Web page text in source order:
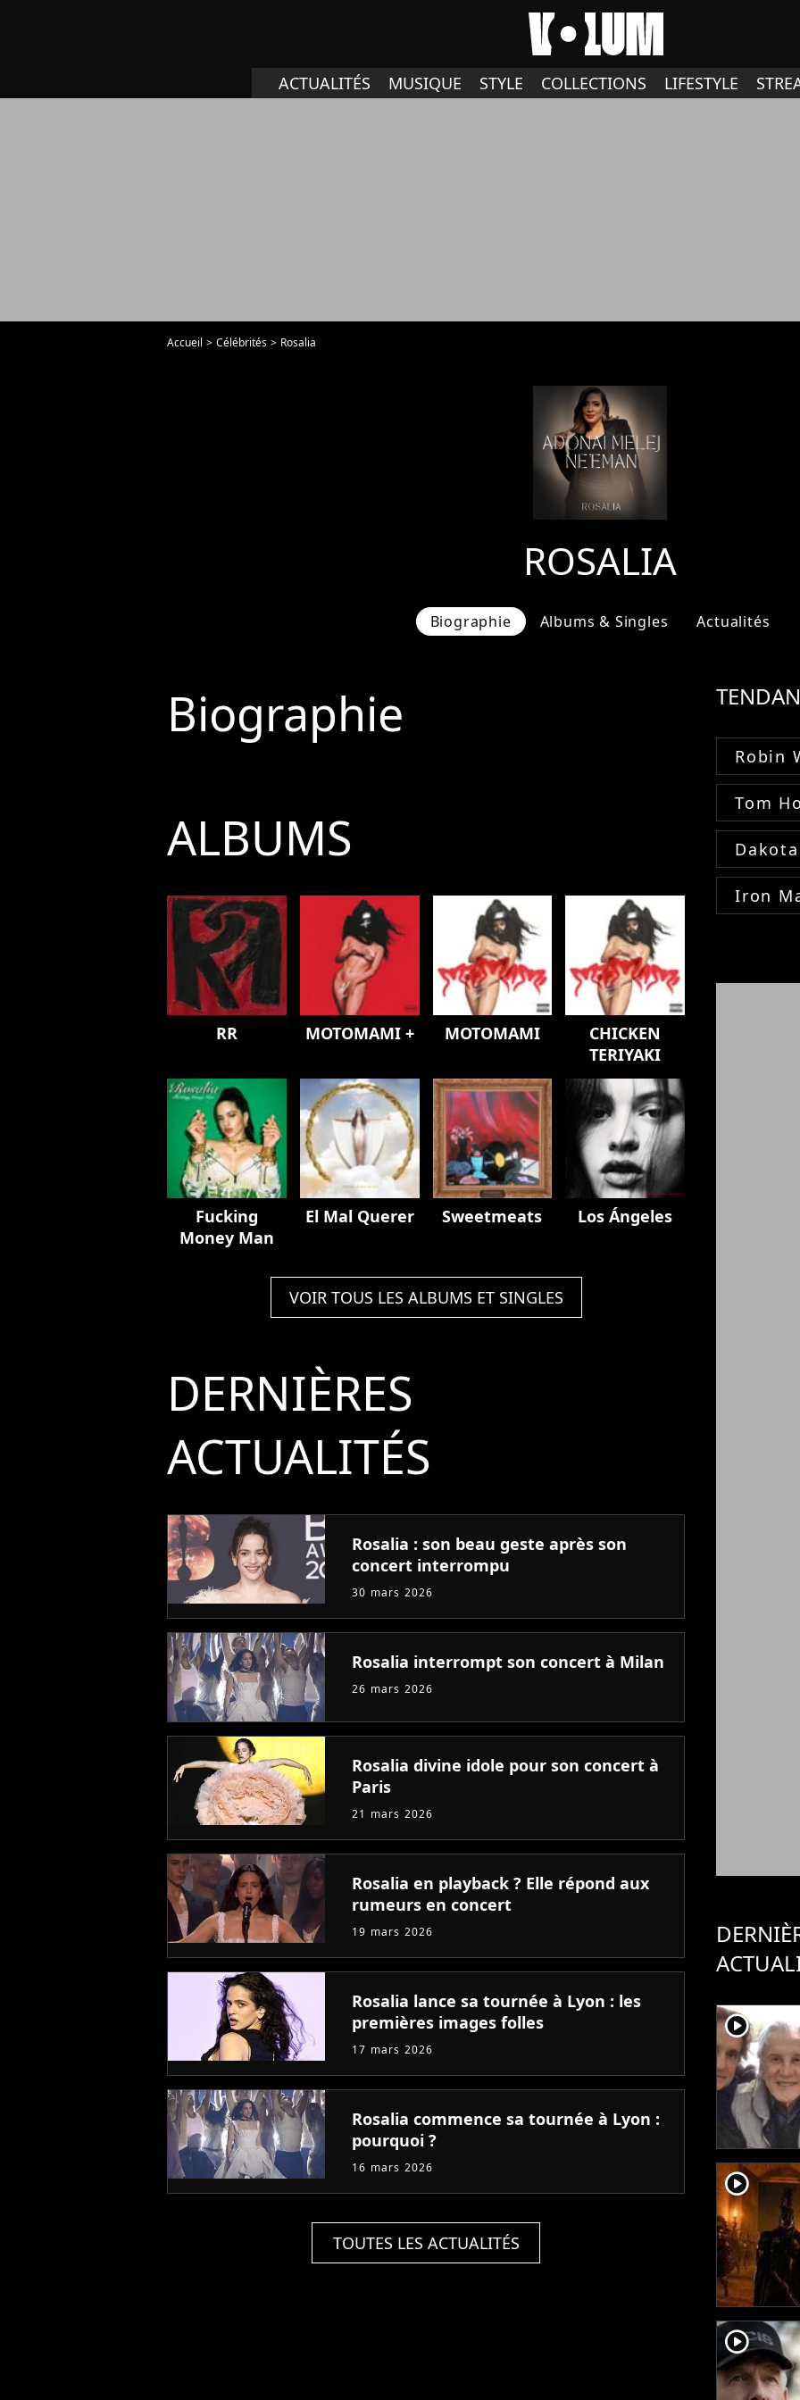
ACTUALITÉS MUSIQUE STYLE COLLECTIONS LIFESTYLE
Accueil Célébrités Rosalia
ROSALIA
Biographie Albums & Singles Actualités
Biographie
ALBUMS
RR MOTOMAMI + MOTOMAMI
CHICKEN
TERIYAKI
Fucking
Money Man
El Mal Querer Sweetmeats Los Ángeles
VOIR TOUS LES ALBUMS ET SINGLES
DERNIÈRES
ACTUALITÉS
Rosalia : son beau geste après son
concert interrompu
30 mars 2026
Rosalia interrompt son concert à Milan
26 mars 2026
Rosalia divine idole pour son concert à
Paris
21 mars 2026
Rosalia en playback ? Elle répond aux
rumeurs en concert
19 mars 2026
Rosalia lance sa tournée à Lyon : les
premières images folles
17 mars 2026
Rosalia commence sa tournée à Lyon :
pourquoi ?
16 mars 2026
TOUTES LES ACTUALITÉS
Robin
Tom
Iron
player2
player2
player2